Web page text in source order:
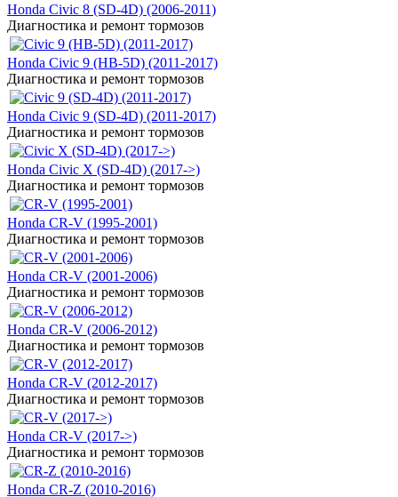
Honda Civic 8 (SD-4D) (2006-2011)
Диагностика и ремонт тормозов
Honda Civic 9 (HB-5D) (2011-2017)
Диагностика и ремонт тормозов
Honda Civic 9 (SD-4D) (2011-2017)
Диагностика и ремонт тормозов
Honda Civic X (SD-4D) (2017->)
Диагностика и ремонт тормозов
Honda CR-V (1995-2001)
Диагностика и ремонт тормозов
Honda CR-V (2001-2006)
Диагностика и ремонт тормозов
Honda CR-V (2006-2012)
Диагностика и ремонт тормозов
Honda CR-V (2012-2017)
Диагностика и ремонт тормозов
Honda CR-V (2017->)
Диагностика и ремонт тормозов
Honda CR-Z (2010-2016)